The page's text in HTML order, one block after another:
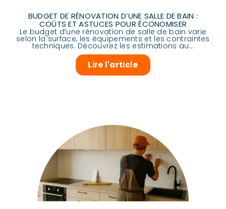
BUDGET DE RÉNOVATION D’UNE SALLE DE BAIN :
COÛTS ET ASTUCES POUR ÉCONOMISER
Le budget d’une rénovation de salle de bain varie
selon la surface, les équipements et les contraintes
techniques. Découvrez les estimations au...
Lire l'article